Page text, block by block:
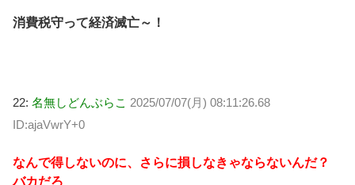
消費税守って経済滅亡～！
22: 名無しどんぶらこ 2025/07/07(月) 08:11:26.68
ID:ajaVwrY+0
なんで得しないのに、さらに損しなきゃならないんだ？
バカだろ